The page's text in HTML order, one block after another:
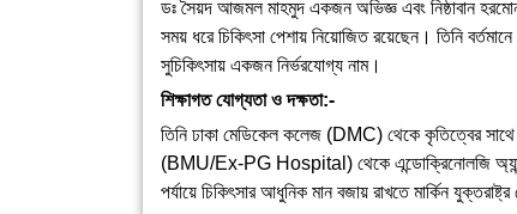
ডঃ সৈয়দ আজমল মাহমুদ একজন অভিজ্ঞ এবং নিষ্ঠাবান
সময় ধরে চিকিৎসা পেশায় নিয়োজিত রয়েছেন। তিনি
সুচিকিৎসায় একজন নির্ভরযোগ্য নাম।
শিক্ষাগত যোগ্যতা ও দক্ষতা:-
তিনি ঢাকা মেডিকেল কলেজ (DMC) থেকে কৃতিত্বের
(BMU/Ex-PG Hospital) থেকে এন্ডোক্রিনোলজি
পর্যায়ে চিকিৎসার আধুনিক মান বজায় রাখতে মার্কিন